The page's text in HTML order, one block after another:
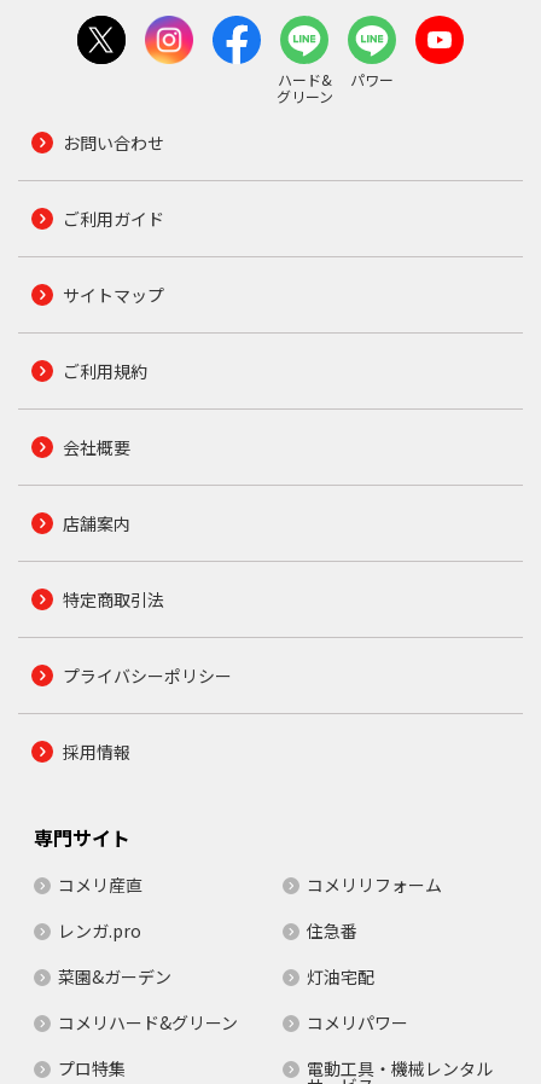
ハード&
グリーン
パワー
お問い合わせ
ご利用ガイド
サイトマップ
ご利用規約
会社概要
店舗案内
特定商取引法
プライバシーポリシー
採用情報
専門サイト
コメリ産直
コメリリフォーム
レンガ.pro
住急番
菜園&ガーデン
灯油宅配
コメリハード&グリーン
コメリパワー
プロ特集
電動工具・機械レンタル